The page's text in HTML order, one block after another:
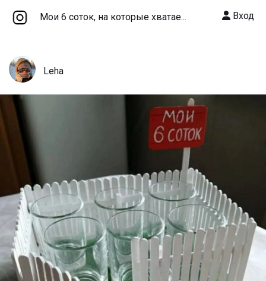
Мои 6 соток, на которые хватае... Вход
Leha